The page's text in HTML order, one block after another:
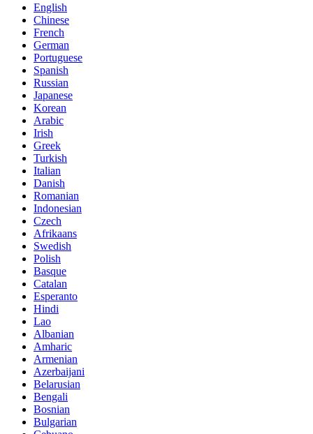
English
Chinese
French
German
Portuguese
Spanish
Russian
Japanese
Korean
Arabic
Irish
Greek
Turkish
Italian
Danish
Romanian
Indonesian
Czech
Afrikaans
Swedish
Polish
Basque
Catalan
Esperanto
Hindi
Lao
Albanian
Amharic
Armenian
Azerbaijani
Belarusian
Bengali
Bosnian
Bulgarian